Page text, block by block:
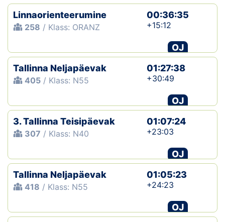
Linnaorienteerumine
258 / Klass: ORANZ
00:36:35
+15:12
OJ
Tallinna Neljapäevak
405 / Klass: N55
01:27:38
+30:49
OJ
3. Tallinna Teisipäevak
307 / Klass: N40
01:07:24
+23:03
OJ
Tallinna Neljapäevak
418 / Klass: N55
01:05:23
+24:23
OJ